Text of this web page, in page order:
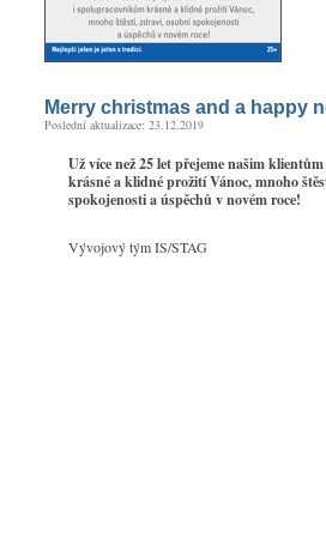
Merry christmas and a happy
Poslední aktualizace: 23.12.2019
Už více než 25 let přejeme našim
krásné a klidné prožití Vánoc, mnoho
spokojenosti a úspěchů v novém roce!
Vývojový tým IS/STAG